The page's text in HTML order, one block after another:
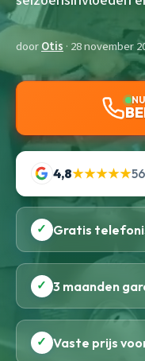
doorOtis · 28 november
4,8★★★★★
✓ Gratis
✓ 3 maanden
✓ Vaste prijs